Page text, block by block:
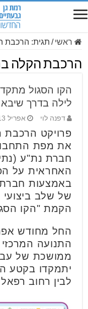
ראשי / תגית: הרכבת
הרכבת הקלה
לילה בדרך שיבא
דפנה לוי אפריל 13, 2026
פרויקט
את מפת
חברת נת"ע
האחראית על
באמצעות
של שלב
הקמת "הקו
החל מחודש
התנועה
ממושכת של
יתמקדו בקטע
לבין רחוב